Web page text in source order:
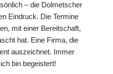
– die Dolmetscher
Eindruck. Die Termine
mit einer Bereitschaft,
hat. Eine Firma, die
auszeichnet. Immer
bin begeistert!